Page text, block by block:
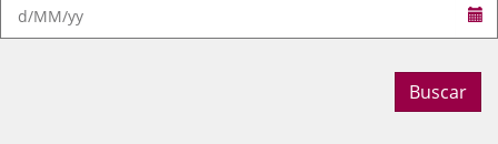
Buscar